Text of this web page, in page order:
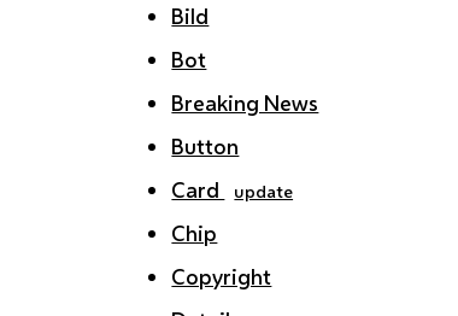
Bild
Bot
Breaking News
Button
Card
update
Chip
Copyright